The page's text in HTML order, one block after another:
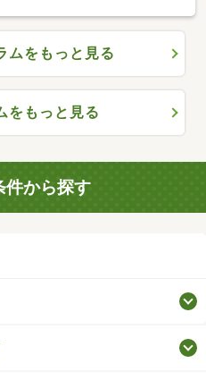
ムをもっと見る
をもっと見る
件から探す